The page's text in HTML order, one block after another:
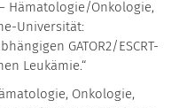
Hämatologie/Onkologie,
Universität:
GATOR2/ESCRT-
Leukämie.“
Onkologie,